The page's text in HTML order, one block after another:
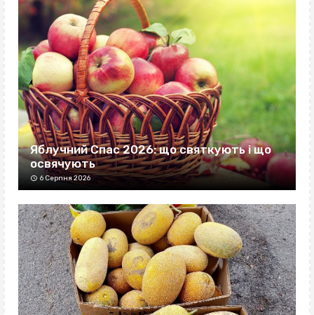
Яблучний Спас 2026: що святкують і що
освячують
6 Серпня 2026